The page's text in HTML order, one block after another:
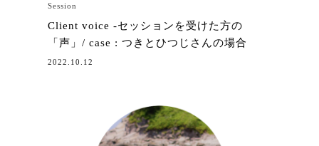
Session
Client voice -セッションを受けた方の
「声」/ case : つきとひつじさんの場合
2022.10.12